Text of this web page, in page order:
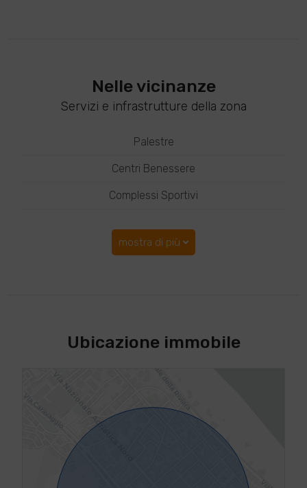
Nelle vicinanze
Servizi e infrastrutture della zona
Palestre
Centri Benessere
Complessi Sportivi
mostra di più
Ubicazione immobile